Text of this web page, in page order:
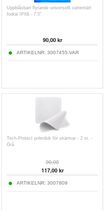
Uppblåsbart flytande universellt vattentätt
fodral IPX8 - 7.5"
90,00kr
ARTIKELNR: 3007455-VAR
Tech-Protect polerduk för skärmar - 2 st. -
Grå
90,00
117,00kr
ARTIKELNR: 3007809